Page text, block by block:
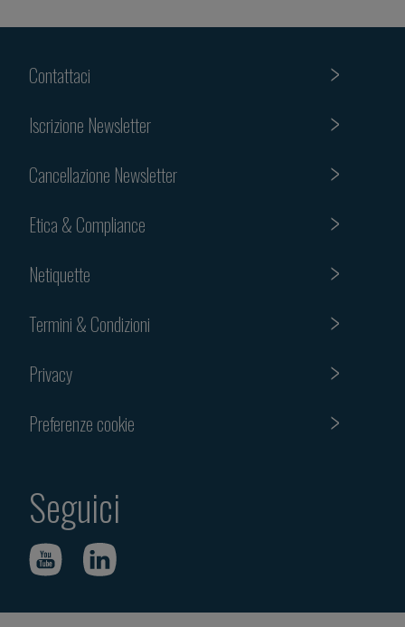
Contattaci
Iscrizione Newsletter
Cancellazione Newsletter
Etica & Compliance
Netiquette
Termini & Condizioni
Privacy
Preferenze cookie
Seguici